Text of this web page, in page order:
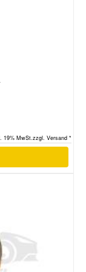
19% MwSt.zzgl. Versand *